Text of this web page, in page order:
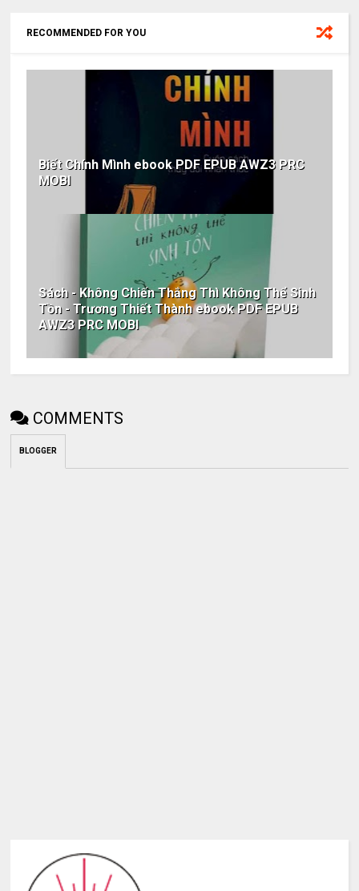
RECOMMENDED FOR YOU
Biết Chính Mình ebook PDF EPUB AWZ3 PRC
MOBI
Sách - Không Chiến Thắng Thì Không Thể Sinh
Tồn - Trương Thiết Thành ebook PDF EPUB
AWZ3 PRC MOBI
COMMENTS
BLOGGER